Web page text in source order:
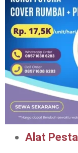
Alat Pesta